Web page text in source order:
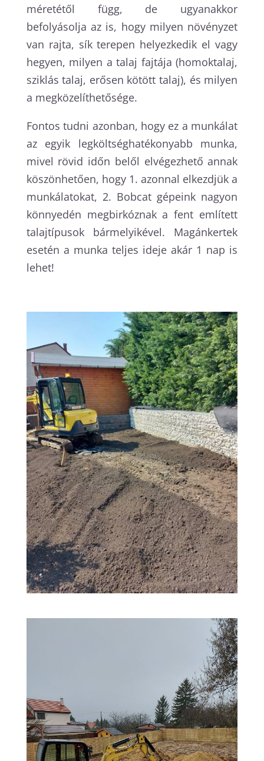
méretétől függ, de ugyanakkor
befolyásolja az is, hogy milyen növényzet
van rajta, sík terepen helyezkedik el vagy
hegyen, milyen a talaj fajtája (homoktalaj,
sziklás talaj, erősen kötött talaj), és milyen
a megközelíthetősége.
Fontos tudni azonban, hogy ez a munkálat
az egyik legköltséghatékonyabb munka,
mivel rövid időn belől elvégezhető annak
köszönhetően, hogy 1. azonnal elkezdjük a
munkálatokat, 2. Bobcat gépeink nagyon
könnyedén megbirkóznak a fent említett
talajtípusok bármelyikével. Magánkertek
esetén a munka teljes ideje akár 1 nap is
lehet!